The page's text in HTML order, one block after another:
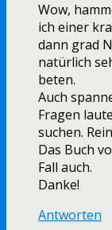
Wow,
ich einer
dann grad
natürlich
beten.
Auch
Fragen
suchen.
Das Buch
Fall auch.
Danke!
Antworten